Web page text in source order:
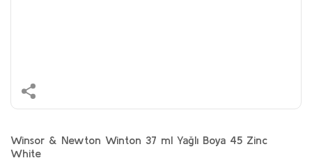
Winsor & Newton Winton 37 ml Yağlı Boya 45 Zinc
White